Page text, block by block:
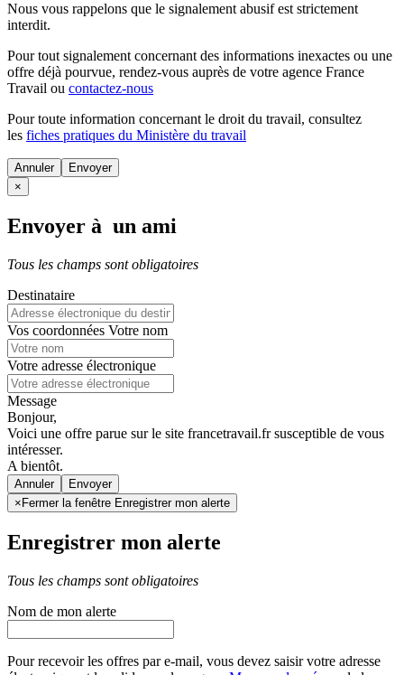
Nous vous rappelons que le signalement abusif est strictement
interdit.
Pour tout signalement concernant des informations inexactes ou une
offre déjà pourvue, rendez-vous auprès de votre agence France
Travail ou contactez-nous
Pour toute information concernant le droit du travail, consultez
les fiches pratiques du Ministère du travail
Annuler
×
Envoyer à un ami
Tous les champs sont obligatoires
Destinataire
Vos coordonnées Votre nom
Votre adresse électronique
Message
Bonjour,
Voici une offre parue sur le site francetravail.fr susceptible de vous
intéresser.
A bientôt.
Annuler
× Fermer la fenêtre Enregistrer mon alerte
Enregistrer mon alerte
Tous les champs sont obligatoires
Nom de mon alerte
Pour recevoir les offres par e-mail, vous devez saisir votre adresse